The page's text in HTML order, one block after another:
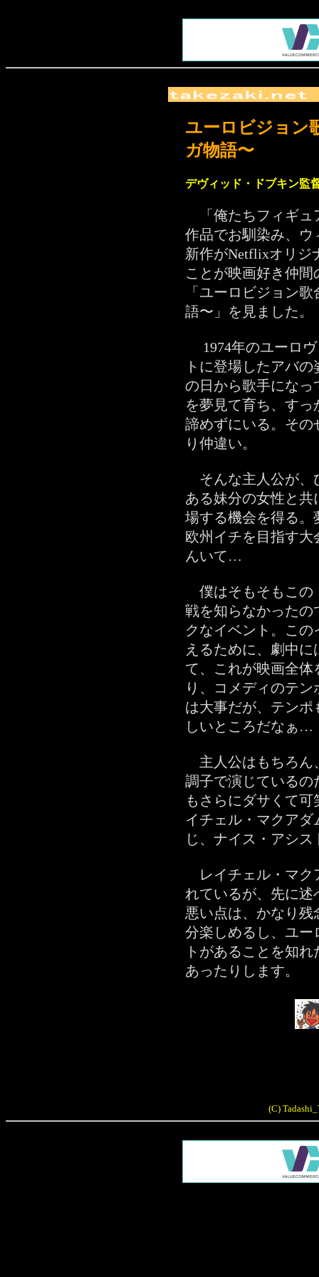
ユーロビジョン
ガ物語〜
デヴィッド・ドブキン監
「俺たちフィギュ
作品でお馴染み、
新作がNetflixオリジ
ことが映画好き仲
「ユーロビジョン
語〜」を見ました。
1974年のユーロヴ
トに登場したアバ
の日から歌手になっ
を夢見て育ち、す
諦めずにいる。その
り仲違い。
そんな主人公が、
ある妹分の女性と
場する機会を得る。
欧州イチを目指す
んいて…
僕はそもそもこの
戦を知らなかったの
クなイベント。こ
えるために、劇中
て、これが映画全
り、コメディのテ
は大事だが、テン
しいところだなぁ…
主人公はもちろん
調子で演じているの
もさらにダサくて
イチェル・マクア
じ、ナイス・アシ
レイチェル・マク
れているが、先に
悪い点は、かなり
分楽しめるし、ユー
トがあることを知
あったりします。
(C)